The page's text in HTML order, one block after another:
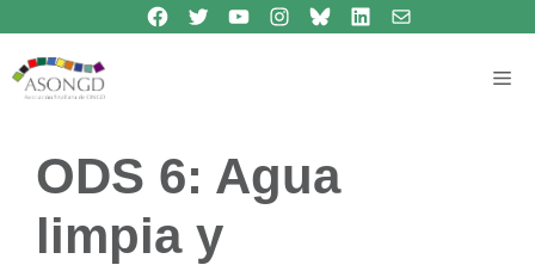
contenido
Síguenos en Facebook
Síguenos en TwitterSíguenos en Youtube
Síguenos en Instagram
Bluesky
Síguenos en Linkedincontacto
ODS 6: Agua
limpia y